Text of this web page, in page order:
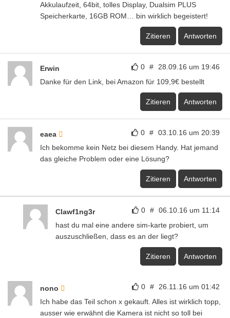
Akkulaufzeit, 64bit, tolles Display, Dualsim PLUS
Speicherkarte, 16GB ROM… bin wirklich begeistert!
Zitieren Antworten
0 # 28.09.16 um 19:46
Erwin
Danke für den Link, bei Amazon für 109,9€ bestellt
Zitieren Antworten
0 # 03.10.16 um 20:39
eaea
Ich bekomme kein Netz bei diesem Handy. Hat jemand
das gleiche Problem oder eine Lösung?
Zitieren Antworten
0 # 06.10.16 um 11:14
Clawf1ng3r
hast du mal eine andere sim-karte probiert, um
auszuschließen, dass es an der liegt?
Zitieren Antworten
0 # 26.11.16 um 01:42
nono
Ich habe das Teil schon x gekauft. Alles ist wirklich topp,
ausser wie erwähnt die Kamera ist nicht so toll bei